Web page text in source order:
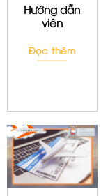
Hướng dẫn
viên
Đọc thêm